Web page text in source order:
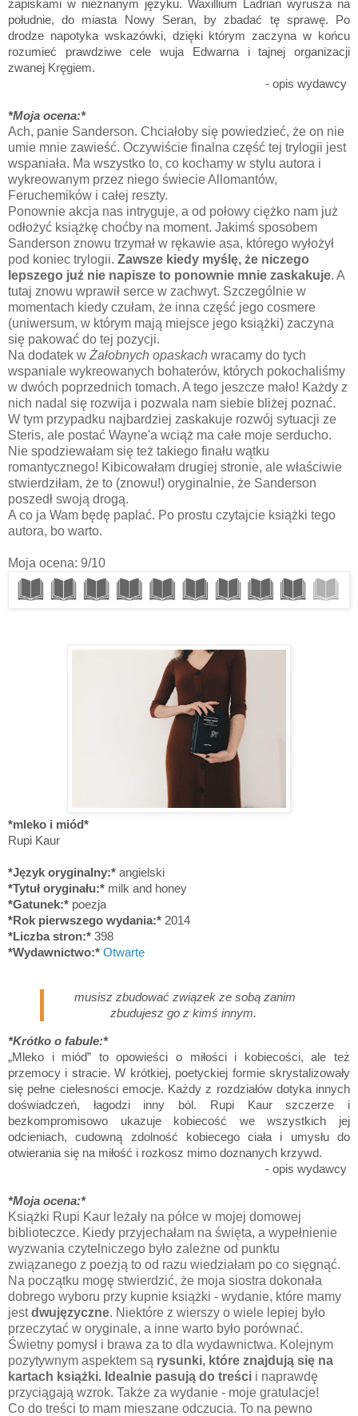
zapiskami w nieznanym języku. Waxillium Ladrian wyrusza na
południe, do miasta Nowy Seran, by zbadać tę sprawę. Po
drodze napotyka wskazówki, dzięki którym zaczyna w końcu
rozumieć prawdziwe cele wuja Edwarna i tajnej organizacji
zwanej Kręgiem.
- opis wydawcy
*Moja ocena:*
Ach, panie Sanderson. Chciałoby się powiedzieć, że on nie
umie mnie zawieść. Oczywiście finalna część tej trylogii jest
wspaniała. Ma wszystko to, co kochamy w stylu autora i
wykreowanym przez niego świecie Allomantów,
Feruchemików i całej reszty.
Ponownie akcja nas intryguje, a od połowy ciężko nam już
odłożyć książkę choćby na moment. Jakimś sposobem
Sanderson znowu trzymał w rękawie asa, którego wyłożył
pod koniec trylogii. Zawsze kiedy myślę, że niczego
lepszego już nie napisze to ponownie mnie zaskakuje. A
tutaj znowu wprawił serce w zachwyt. Szczególnie w
momentach kiedy czułam, że inna część jego cosmere
(uniwersum, w którym mają miejsce jego książki) zaczyna
się pakować do tej pozycji.
Na dodatek w Żałobnych opaskach wracamy do tych
wspaniale wykreowanych bohaterów, których pokochaliśmy
w dwóch poprzednich tomach. A tego jeszcze mało! Każdy z
nich nadal się rozwija i pozwala nam siebie bliżej poznać.
W tym przypadku najbardziej zaskakuje rozwój sytuacji ze
Steris, ale postać Wayne'a wciąż ma całe moje serducho.
Nie spodziewałam się też takiego finału wątku
romantycznego! Kibicowałam drugiej stronie, ale właściwie
stwierdziłam, że to (znowu!) oryginalnie, że Sanderson
poszedł swoją drogą.
A co ja Wam będę paplać. Po prostu czytajcie książki tego
autora, bo warto.
Moja ocena: 9/10
*mleko i miód*
Rupi Kaur
*Język oryginalny:* angielski
*Tytuł oryginału:* milk and honey
*Gatunek:* poezja
*Rok pierwszego wydania:* 2014
*Liczba stron:* 398
*Wydawnictwo:* Otwarte
musisz zbudować związek ze sobą zanim
zbudujesz go z kimś innym.
*Krótko o fabule:*
„Mleko i miód” to opowieści o miłości i kobiecości, ale też
przemocy i stracie. W krótkiej, poetyckiej formie skrystalizowały
się pełne cielesności emocje. Każdy z rozdziałów dotyka innych
doświadczeń, łagodzi inny ból. Rupi Kaur szczerze i
bezkompromisowo ukazuje kobiecość we wszystkich jej
odcieniach, cudowną zdolność kobiecego ciała i umysłu do
otwierania się na miłość i rozkosz mimo doznanych krzywd.
- opis wydawcy
*Moja ocena:*
Książki Rupi Kaur leżały na półce w mojej domowej
biblioteczce. Kiedy przyjechałam na święta, a wypełnienie
wyzwania czytelniczego było zależne od punktu
związanego z poezją to od razu wiedziałam po co sięgnąć.
Na początku mogę stwierdzić, że moja siostra dokonała
dobrego wyboru przy kupnie książki - wydanie, które mamy
jestdwujęzyczne. Niektóre z wierszy o wiele lepiej było
przeczytać w oryginale, a inne warto było porównać.
Świetny pomysł i brawa za to dla wydawnictwa. Kolejnym
pozytywnym aspektem są rysunki, które znajdują się na
kartach książki. Idealnie pasują do treści i naprawdę
przyciągają wzrok. Także za wydanie - moje gratulacje!
Co do treści to mam mieszane odczucia. To na pewno